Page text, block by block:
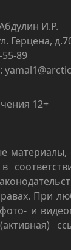
И.Р.
Герцена,
89
12+
материалы,
При
и